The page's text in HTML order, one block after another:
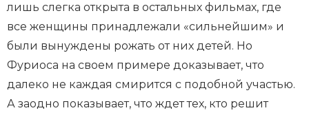
лишь слегка открыта в остальных фильмах, где
все женщины принадлежали «сильнейшим» и
были вынуждены рожать от них детей. Но
Фуриоса на своем примере доказывает, что
далеко не каждая смирится с подобной участью.
А заодно показывает, что ждет тех, кто решит